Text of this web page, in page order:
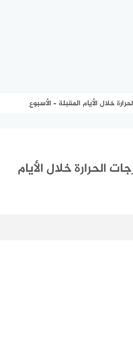
خلال الأيام المقبلة – الأسبوع
الحرارة خلال الأيام